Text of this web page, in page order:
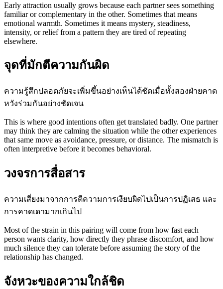
Early attraction usually grows because each partner sees something
familiar or complementary in the other. Sometimes that means
emotional warmth. Sometimes it means mystery, steadiness,
intensity, or relief from a pattern they are tired of repeating
elsewhere.
จุดที่มักตีความกันผิด
ความรู้สึกปลอดภัยจะเพิ่มขึ้นอย่างเห็นได้ชัดเมื่อทั้งสองฝ่ายคาด
หวังร่วมกันอย่างชัดเจน
This is where good intentions often get translated badly. One partner
may think they are calming the situation while the other experiences
that same move as avoidance, pressure, or distance. The mismatch is
often interpretive before it becomes behavioral.
วงจรการสื่อสาร
ความเสี่ยงมาจากการตีความการเงียบผิดไปเป็นการปฏิเสธ และ
การคาดเดามากเกินไป
Most of the strain in this pairing will come from how fast each
person wants clarity, how directly they phrase discomfort, and how
much silence they can tolerate before assuming the story of the
relationship has changed.
จังหวะของความใกล้ชิด